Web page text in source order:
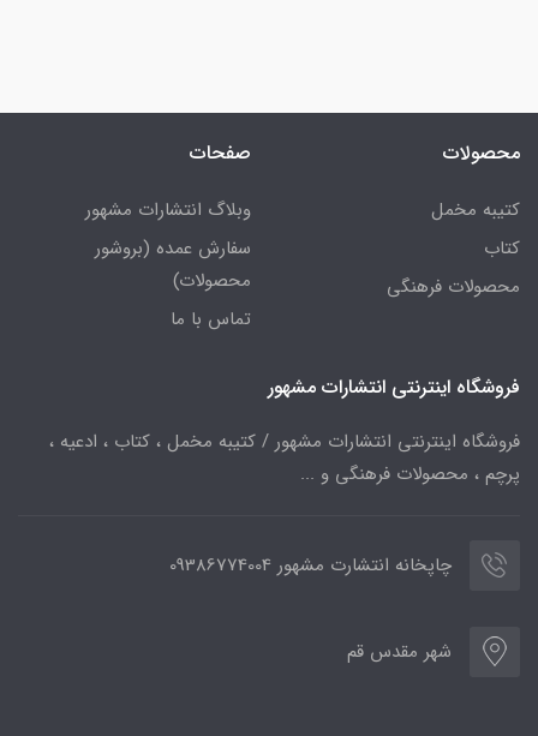
محصولات
کتیبه مخمل
کتاب
محصولات فرهنگی
صفحات
وبلاگ انتشارات مشهور
سفارش عمده (بروشور
محصولات)
تماس با ما
فروشگاه اینترنتی انتشارات مشهور
فروشگاه اینترنتی انتشارات مشهور / کتیبه مخمل ، کتاب ، ادعیه ،
پرچم ، محصولات فرهنگی و ...
چاپخانه انتشارت مشهور 09386774004
شهر مقدس قم